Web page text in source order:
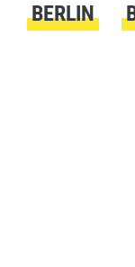
BERLIN